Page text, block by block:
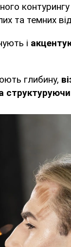
та темних
і
глибину,